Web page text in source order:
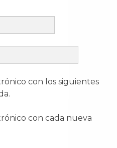
con los siguientes
con cada nueva